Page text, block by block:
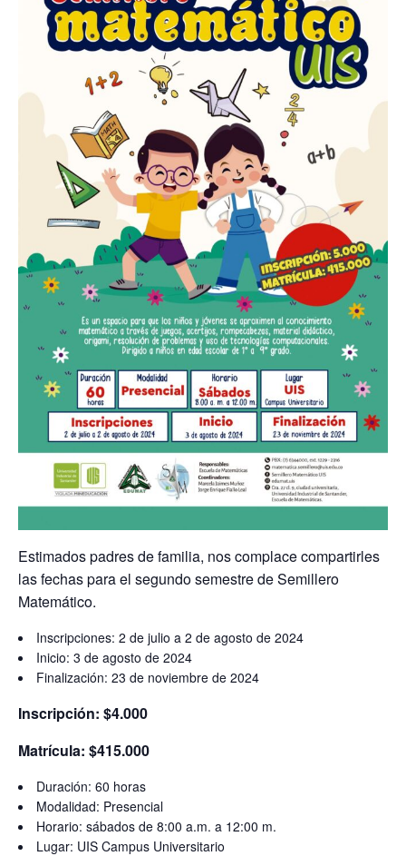
Estimados padres de familia, nos complace compartirles
las fechas para el segundo semestre de Semillero
Matemático.
Inscripciones: 2 de julio a 2 de agosto de 2024
Inicio: 3 de agosto de 2024
Finalización: 23 de noviembre de 2024
Inscripción: $4.000
Matrícula: $415.000
Duración: 60 horas
Modalidad: Presencial
Horario: sábados de 8:00 a.m. a 12:00 m.
Lugar: UIS Campus Universitario